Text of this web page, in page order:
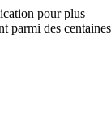
pour plus
parmi des centaines